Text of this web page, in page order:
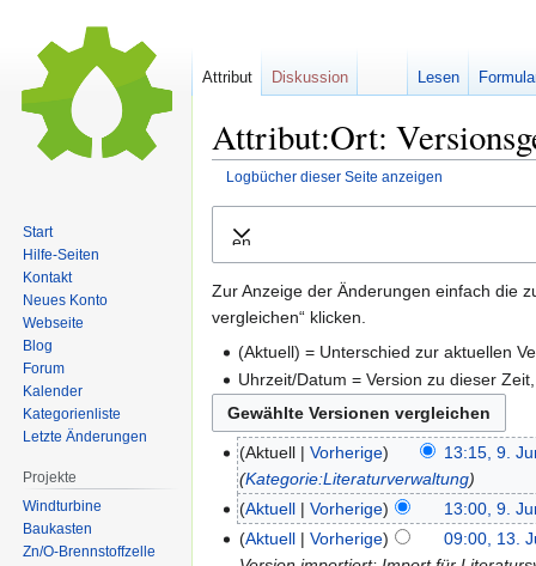
Attribut:Ort:
Logbücher dieser Seite anzeigen
Navigation
Suche
Ausklappen
Zur Anzeige der Änderungen einfach die
vergleichen“ klicken.
(Aktuell) = Unterschied zur aktuellen
Uhrzeit/Datum = Version zu dieser
Aktuell Vorherige
13:15, 9.
Kategorie:Literaturverwaltung
Aktuell
Vorherige
13:00, 9.
Aktuell
Vorherige
09:00, 13.
Attribut Diskussion Lesen
Start
Hilfe-Seiten
Kontakt
Neues Konto
Webseite
Blog
Forum
Kalender
Kategorienliste
Letzte Änderungen
Projekte
Windturbine
Baukasten
Zn/O-Brennstoffzelle